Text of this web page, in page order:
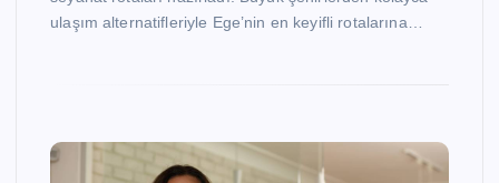
ulaşım alternatifleriyle Ege’nin en keyifli rotalarına…